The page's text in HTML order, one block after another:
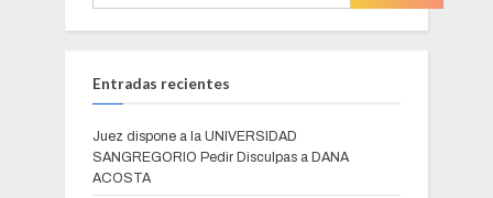
Entradas recientes
Juez dispone a la UNIVERSIDAD
SANGREGORIO Pedir Disculpas a DANA
ACOSTA